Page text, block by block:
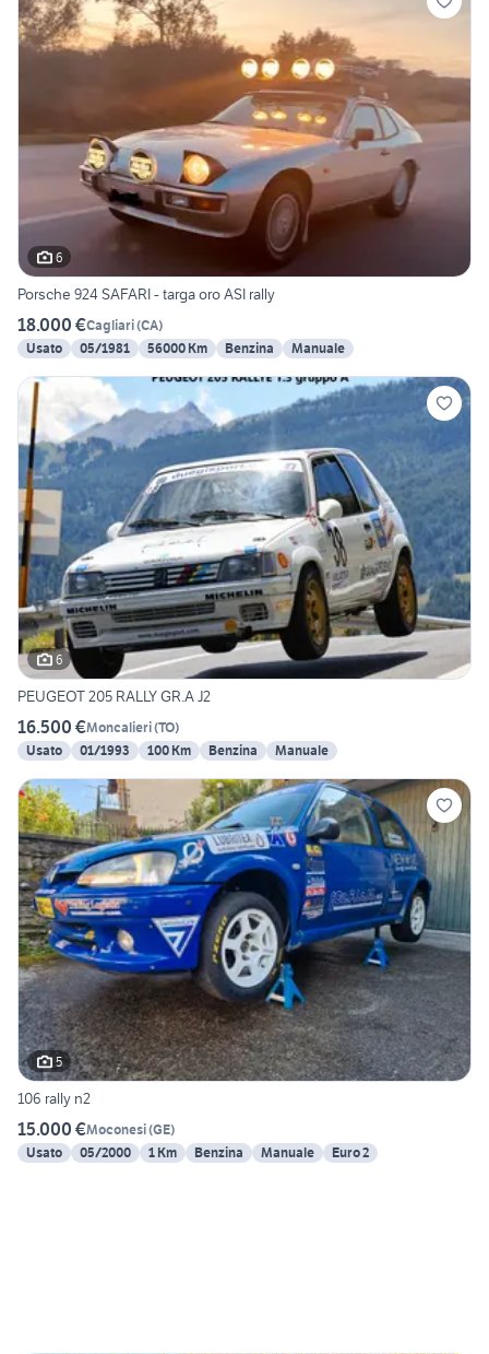
6
Porsche 924 SAFARI - targa oro ASI rally
18.000 €Cagliari(CA)
Usato
05/1981 56000 Km Benzina Manuale
6
PEUGEOT 205 RALLY GR.A J2
16.500 €Moncalieri(TO)
Usato
01/1993 100 Km Benzina Manuale
5
106 rally n2
15.000 €Moconesi(GE)
Usato
05/2000 1 Km Benzina Manuale Euro 2